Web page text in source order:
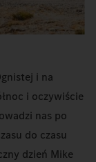
i na
i oczywiście
nas po
do czasu
dzień Mike